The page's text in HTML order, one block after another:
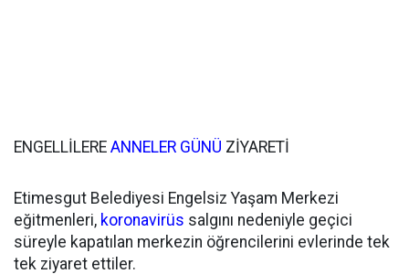
ENGELLİLERE ANNELER GÜNÜ ZİYARETİ
Etimesgut Belediyesi Engelsiz Yaşam Merkezi
eğitmenleri, koronavirüs salgını nedeniyle geçici
süreyle kapatılan merkezin öğrencilerini evlerinde tek
tek ziyaret ettiler.